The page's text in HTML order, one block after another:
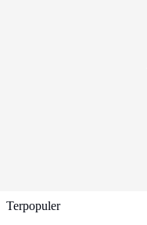
Terpopuler